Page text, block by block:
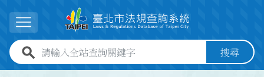
展開選單
全站查詢關鍵字欄位 搜尋